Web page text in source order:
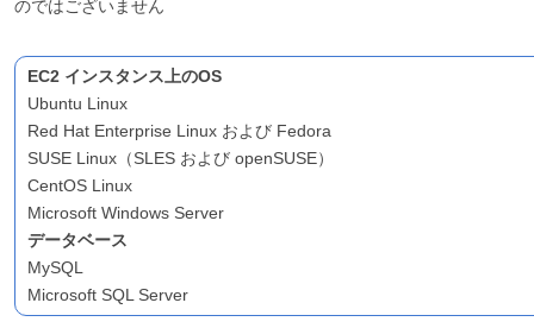
のではございません
EC2 インスタンス上のOS
Ubuntu Linux
Red Hat Enterprise Linux および Fedora
SUSE Linux（SLES および openSUSE）
CentOS Linux
Microsoft Windows Server
データベース
MySQL
Microsoft SQL Server